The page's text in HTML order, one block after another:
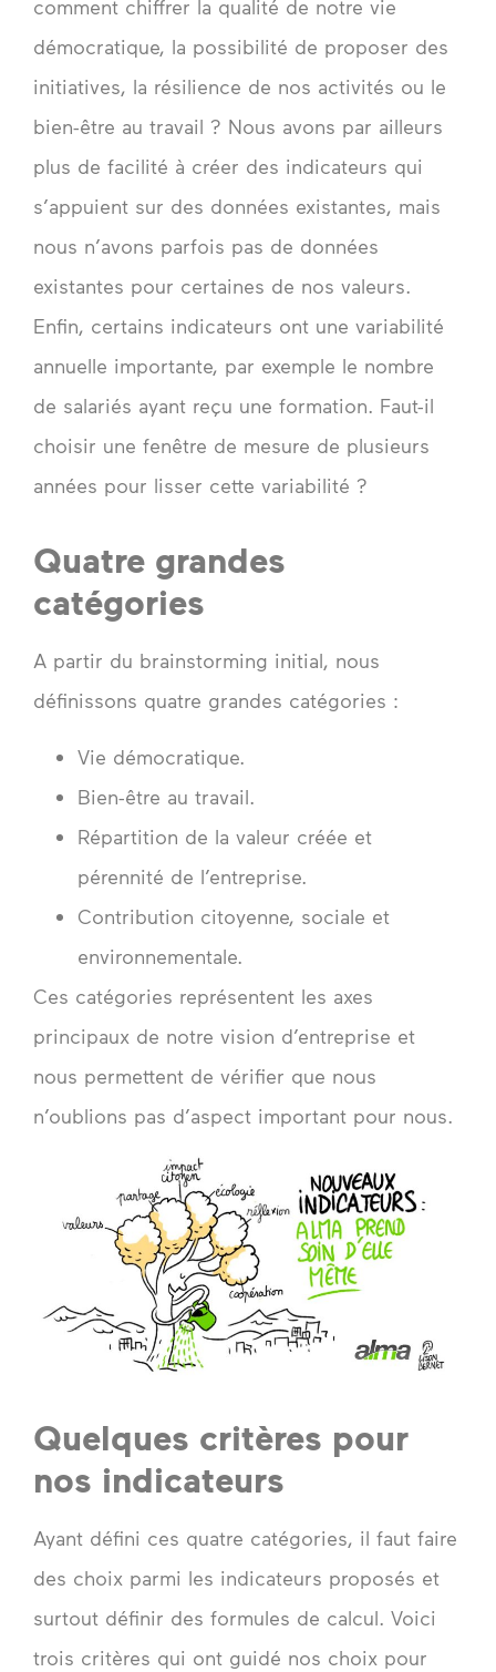
comment chiffrer la qualité de notre vie
démocratique, la possibilité de proposer des
initiatives, la résilience de nos activités ou le
bien-être au travail ? Nous avons par ailleurs
plus de facilité à créer des indicateurs qui
s’appuient sur des données existantes, mais
nous n’avons parfois pas de données
existantes pour certaines de nos valeurs.
Enfin, certains indicateurs ont une variabilité
annuelle importante, par exemple le nombre
de salariés ayant reçu une formation. Faut-il
choisir une fenêtre de mesure de plusieurs
années pour lisser cette variabilité ?
Quatre grandes
catégories
A partir du brainstorming initial, nous
définissons quatre grandes catégories :
Vie démocratique.
Bien-être au travail.
Répartition de la valeur créée et
pérennité de l’entreprise.
Contribution citoyenne, sociale et
environnementale.
Ces catégories représentent les axes
principaux de notre vision d’entreprise et
nous permettent de vérifier que nous
n’oublions pas d’aspect important pour nous.
Quelques critères pour
nos indicateurs
Ayant défini ces quatre catégories, il faut faire
des choix parmi les indicateurs proposés et
surtout définir des formules de calcul. Voici
trois critères qui ont guidé nos choix pour